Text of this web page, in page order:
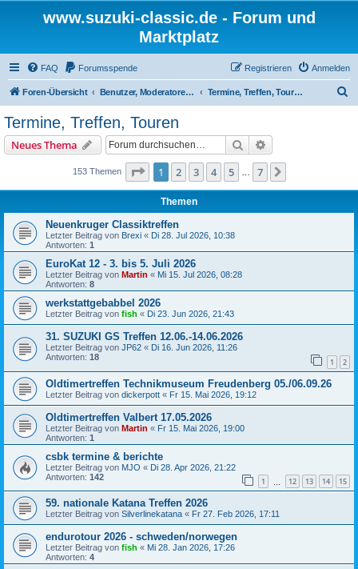
www.suzuki-classic.de - Forum und
Marktplatz
FAQ Forumsspende Anmelden
Registrieren
Foren-Übersicht Benutzer, Moderatoren und Admins Termine, Treffen, Touren
Termine, Treffen, Touren
Neues Thema Suche
153 Themen Seite 1von
1 2 3 4 5 7
Themen
Neuenkruger Classiktreffen
Letzter Beitrag von Brexi « Di 28. Jul 2026, 10:38
Antworten: 1
EuroKat 12 - 3. bis 5. Juli 2026
Letzter Beitrag von Martin « Mi 15. Jul 2026, 08:28
Antworten: 8
werkstattgebabbel 2026
Letzter Beitrag von fish « Di 23. Jun 2026, 21:43
31. SUZUKI GS Treffen 12.06.-14.06.2026
Letzter Beitrag von JP62 « Di 16. Jun 2026, 11:26
Antworten: 18 1 2
Oldtimertreffen Technikmuseum Freudenberg 05./06.09.26
Letzter Beitrag von dickerpott « Fr 15. Mai 2026, 19:12
Oldtimertreffen Valbert 17.05.2026
Letzter Beitrag von Martin « Fr 15. Mai 2026, 19:00
Antworten: 1
csbk termine & berichte
Letzter Beitrag von MJO « Di 28. Apr 2026, 21:22
Antworten: 142 1 12 13 14 15
59. nationale Katana Treffen 2026
Letzter Beitrag von Silverlinekatana « Fr 27. Feb 2026, 17:11
endurotour 2026 - schweden/norwegen
Letzter Beitrag von fish « Mi 28. Jan 2026, 17:26
Antworten: 4